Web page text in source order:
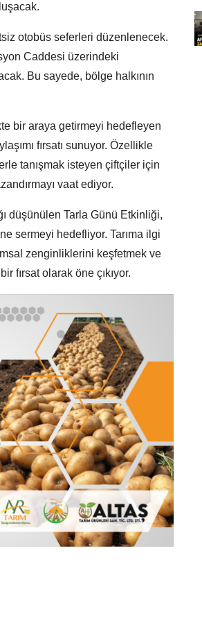
otobüs seferleri düzenlenecek.
Caddesi üzerindeki
Bu sayede, bölge halkının
bir araya getirmeyi hedefleyen
fırsatı sunuyor. Özellikle
tanışmak isteyen çiftçiler için
vaat ediyor.
düşünülen Tarla Günü Etkinliği,
sermeyi hedefliyor. Tarıma ilgi
zenginliklerini keşfetmek ve
fırsat olarak öne çıkıyor.